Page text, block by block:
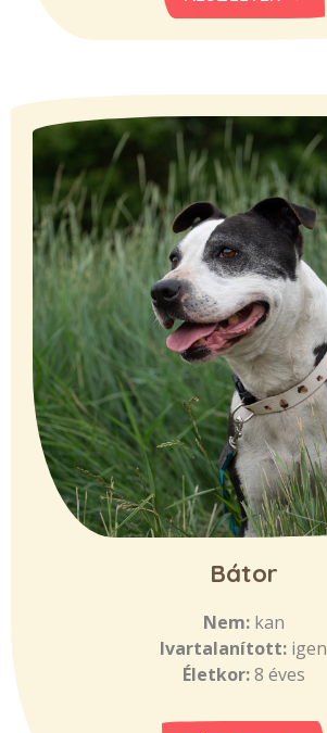
Bátor
Nem:kan
Ivartalanított: igen
Életkor:8 éves